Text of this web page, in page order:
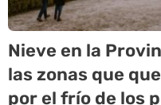
Nieve en la
las zonas que
por el frío de los